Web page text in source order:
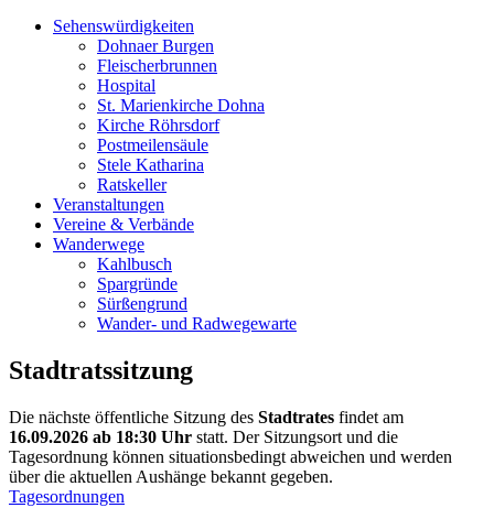
Sehenswürdigkeiten
Dohnaer Burgen
Fleischerbrunnen
Hospital
St. Marienkirche Dohna
Kirche Röhrsdorf
Postmeilensäule
Stele Katharina
Ratskeller
Veranstaltungen
Vereine & Verbände
Wanderwege
Kahlbusch
Spargründe
Sürßengrund
Wander- und Radwegewarte
Stadtratssitzung
Die nächste öffentliche Sitzung des Stadtrates findet am
16.09.2026 ab 18:30 Uhr statt. Der Sitzungsort und die
Tagesordnung können situationsbedingt abweichen und werden
über die aktuellen Aushänge bekannt gegeben.
Tagesordnungen